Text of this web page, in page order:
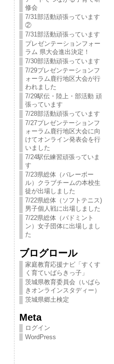
修会
7/31部活動頑張っています
②
7/31部活動頑張っています
プレゼンテーションフォー
ラム 県大会進出決定！
7/30部活動頑張っています
7/29プレゼンテーションフ
ォーラム鹿行地区大会が行
われました
7/29駅伝・陸上・部活動 頑
張っています
7/28部活動頑張っています
7/27プレゼンテーションフ
ォーラム鹿行地区大会に向
けてオンライン発表会を行
いました
7/24駅伝練習頑張っていま
す
7/23県総体（バレーボー
ル）クラブチームの本校生
徒が出場しました
7/22県総体（ソフトテニス)
男子個人戦に出場しました
7/22県総体（バドミント
ン）女子団体に出場しまし
た
ブログロール
家庭教育応援ナビ「すくす
く育ていばらきっ​子」
茨城県教育委員会（いばら
きオンラインスタディー）
茨城県郷土検定
Meta
ログイン
WordPress